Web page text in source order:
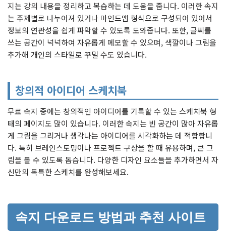
지는 강의 내용을 정리하고 복습하는 데 도움을 줍니다. 이러한 속지
는 주제별로 나누어져 있거나 마인드맵 형식으로 구성되어 있어서
정보의 연관성을 쉽게 파악할 수 있도록 도와줍니다. 또한, 글씨를
쓰는 공간이 넉넉하여 자유롭게 메모할 수 있으며, 색깔이나 그림을
추가해 개인의 스타일로 꾸밀 수도 있습니다.
창의적 아이디어 스케치북
무료 속지 중에는 창의적인 아이디어를 기록할 수 있는 스케치북 형
태의 페이지도 많이 있습니다. 이러한 속지는 빈 공간이 많아 자유롭
게 그림을 그리거나 생각나는 아이디어를 시각화하는 데 적합합니
다. 특히 브레인스토밍이나 프로젝트 구상을 할 때 유용하며, 큰 그
림을 볼 수 있도록 돕습니다. 다양한 디자인 요소들을 추가하면서 자
신만의 독특한 스케치를 완성해보세요.
속지 다운로드 방법과 추천 사이트